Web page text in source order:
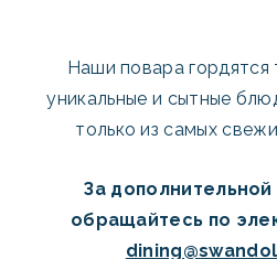
Наши повара гордятся
уникальные и сытные
только из самых
За
обращайтесь по